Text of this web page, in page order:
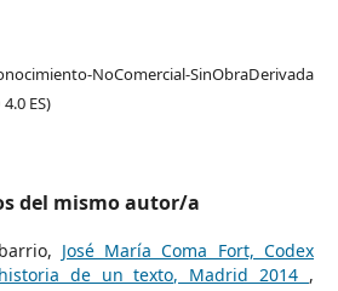
NoComercial-SinObraDerivada
ES)
del mismo autor/a
José María Coma Fort, Codex
de un texto, Madrid 2014 ,